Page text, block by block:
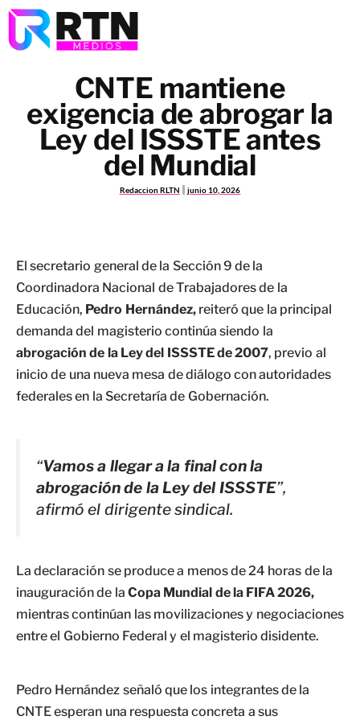
CNTE mantiene
exigencia de abrogar la
Ley del ISSSTE antes
del Mundial
Redaccion RLTN junio 10, 2026
El secretario general de la Sección 9 de la
Coordinadora Nacional de Trabajadores de la
Educación, Pedro Hernández,reiteró que la principal
demanda del magisterio continúa siendo la
abrogación de la Ley del ISSSTE de 2007, previo al
inicio de una nueva mesa de diálogo con autoridades
federales en la Secretaría de Gobernación.
“Vamos a llegar a la final con la
abrogación de la Ley del ISSSTE”,
afirmó el dirigente sindical.
La declaración se produce a menos de 24 horas de la
inauguración de la Copa Mundial de la FIFA 2026,
mientras continúan las movilizaciones y negociaciones
entre el Gobierno Federal y el magisterio disidente.
Pedro Hernández señaló que los integrantes de la
CNTE esperan una respuesta concreta a sus